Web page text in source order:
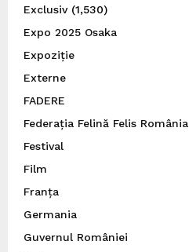
Exclusiv(1,530)
Expo 2025 Osaka
Expoziție
Externe
FADERE
Federația Felină Felis România
Festival
Film
Franța
Germania
Guvernul României